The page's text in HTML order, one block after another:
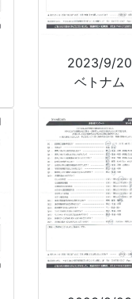
2023/9/20
ベトナム